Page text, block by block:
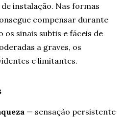
instalação. Nas formas
compensar durante
sinais subtis e fáceis de
a graves, os
e limitantes.
— sensação persistente